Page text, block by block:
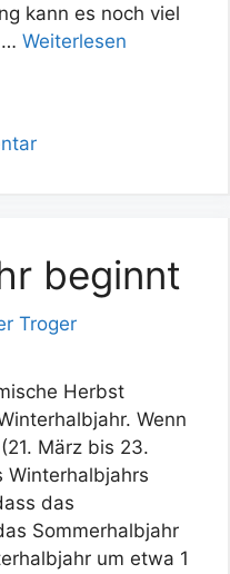
kann es noch viel
… Weiterlesen
beginnt
Troger
Herbst
Wenn
März bis 23.
Winterhalbjahrs
das
Sommerhalbjahr
um etwa 1